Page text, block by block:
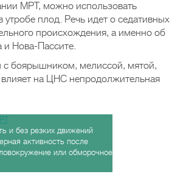
МРТ, можно использовать
утробе плод. Речь идет о седативных
происхождения, а именно об
и Нова-Пассите.
с боярышником, мелиссой, мятой,
на ЦНС непродолжительная
и без резких движений
активность после
или обморочное